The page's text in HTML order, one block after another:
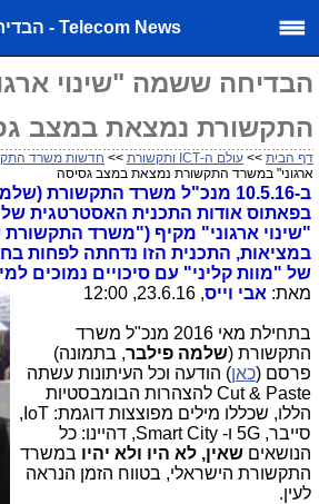
Telecom News - הבדיחה ששמה ...
הבדיחה ששמה "שינוי
התקשורת נמצאת במצב
דף הבית >> עולם ה-ICT ותקשורת >> חדשות משרד
ארגוני" במשרד התקשורת נמצאת במצב גסיסה
ב-10.5.16 מנכ"ל משרד התקשורת
בפאתוס אודות התכנית האסטרטגית
"שינוי ארגוני" מקיף ("משרד
במציאות, התכנית הזו נדחתה לפחות
של "מוות קליני" עם סיכויים נמוכים
מאת: אבי וייס, 23.6.16, 12:00
בתחילת מאי 2016 מנכ"ל משרד
התקשורת (שלמה פילבר, בתמונה)
פרסם (כאן) הודעה וכל העיתונות עשתה
Cut & Paste להצהרות הבומבסטיות
הללו, שכללו מילים מפוצצות דוגמת: IoT,
סייבר, 5G ו- Smart City, דהיינו: כל
הנושאים שאין, לא היו ולא יהיו במשרד
התקשורת הישראלי, בטווח הזמן הנראה
לעין.